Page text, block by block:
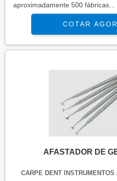
aproximadamente 500 fábricas...
COTAR
AFASTADOR DE
CARPE DENT INSTRUMENTOS